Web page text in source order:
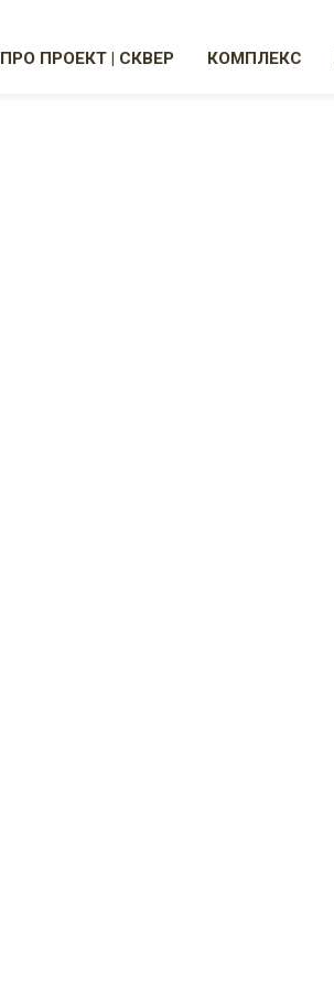
ПРО ПРОЕКТ | СКВЕР КОМПЛЕКС